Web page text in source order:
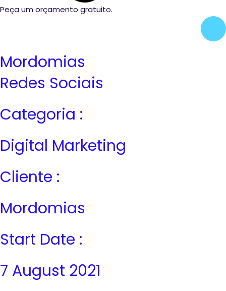
Peça um orçamento gratuito.
Mordomias
Redes Sociais
Categoria :
Digital Marketing
Cliente :
Mordomias
Start Date :
7 August 2021